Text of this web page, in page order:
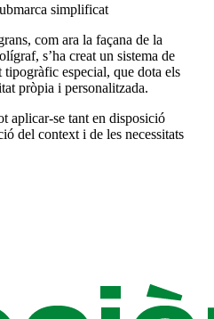
simplificat
com ara la façana de la
s’ha creat un sistema de
especial, que dota els
pròpia i personalitzada.
aplicar-se tant en disposició
del context i de les necessitats